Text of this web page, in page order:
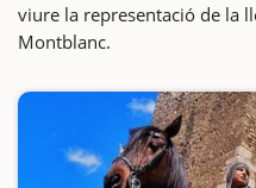
viure la representació de la
Montblanc.